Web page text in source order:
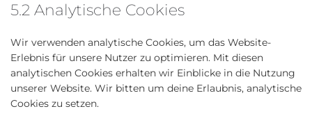
5.2 Analytische Cookies
Wir verwenden analytische Cookies, um das Website-
Erlebnis für unsere Nutzer zu optimieren. Mit diesen
analytischen Cookies erhalten wir Einblicke in die Nutzung
unserer Website. Wir bitten um deine Erlaubnis, analytische
Cookies zu setzen.